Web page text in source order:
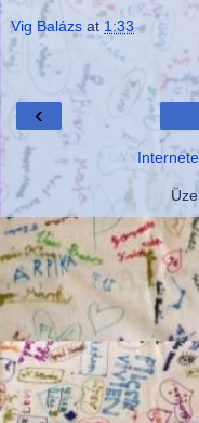
Vig Balázs at 1:33
‹